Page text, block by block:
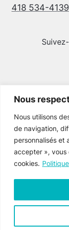
Nous
Nous utilisons
de navigation,
personnalisés et
accepter », vous
cookies.
418 534-4139